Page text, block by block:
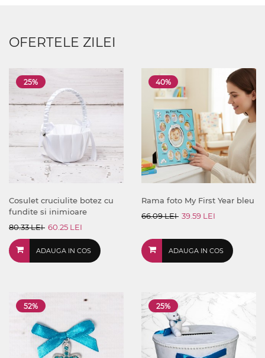
OFERTELE ZILEI
25%
Cosulet cruciulite botez cu
fundite si inimioare
80.33 LEI 60.25 LEI
ADAUGA IN COS
40%
Rama foto My First Year bleu
66.09 LEI 39.59 LEI
ADAUGA IN COS
52% 25%